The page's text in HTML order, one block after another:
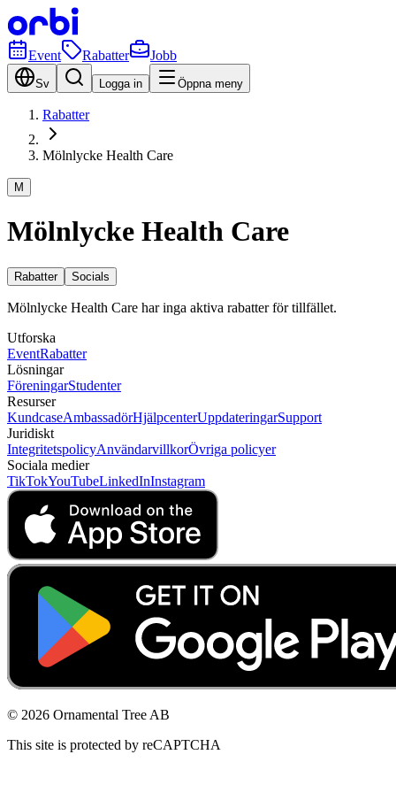
Event Rabatter Jobb
Sv Logga in Öppna meny
Rabatter
Mölnlycke Health Care
M
Mölnlycke Health Care
Rabatter Socials
Mölnlycke Health Care har inga aktiva rabatter för tillfället.
Utforska
EventRabatter
Lösningar
FöreningarStudenter
Resurser
KundcaseAmbassadörHjälpcenterUppdateringarSupport
Juridiskt
IntegritetspolicyAnvändarvillkorÖvriga policyer
Sociala medier
TikTokYouTubeLinkedInInstagram
© 2026 Ornamental Tree AB
This site is protected by reCAPTCHA